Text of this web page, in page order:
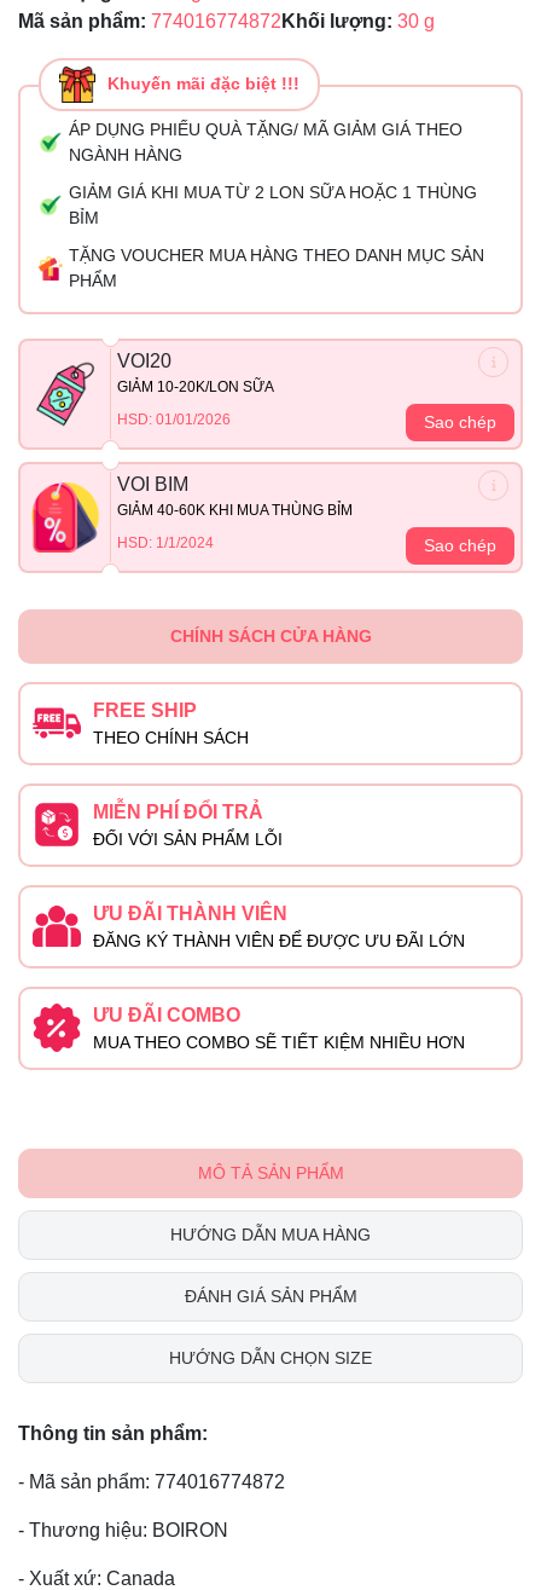
Mã sản phẩm: 774016774872 Khối lượng: 30 g
Khuyến mãi đặc biệt !!!
ÁP DỤNG PHIẾU QUÀ TẶNG/ MÃ GIẢM GIÁ THEO
NGÀNH HÀNG
GIẢM GIÁ KHI MUA TỪ 2 LON SỮA HOẶC 1 THÙNG
BỈM
TẶNG VOUCHER MUA HÀNG THEO DANH MỤC SẢN
PHẨM
VOI20
GIẢM 10-20K/LON SỮA
HSD: 01/01/2026
Sao chép
VOI BIM
GIẢM 40-60K KHI MUA THÙNG BỈM
HSD: 1/1/2024
Sao chép
CHÍNH SÁCH CỬA HÀNG
FREE SHIP
THEO CHÍNH SÁCH
MIỄN PHÍ ĐỔI TRẢ
ĐỐI VỚI SẢN PHẨM LỖI
ƯU ĐÃI THÀNH VIÊN
ĐĂNG KÝ THÀNH VIÊN ĐỂ ĐƯỢC ƯU ĐÃI LỚN
ƯU ĐÃI COMBO
MUA THEO COMBO SẼ TIẾT KIỆM NHIỀU HƠN
MÔ TẢ SẢN PHẨM
HƯỚNG DẪN MUA HÀNG
ĐÁNH GIÁ SẢN PHẨM
HƯỚNG DẪN CHỌN SIZE
Thông tin sản phẩm:
- Mã sản phẩm: 774016774872
- Thương hiệu: BOIRON
- Xuất xứ: Canada